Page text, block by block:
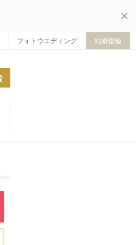
フォトウエディング 結婚指輪